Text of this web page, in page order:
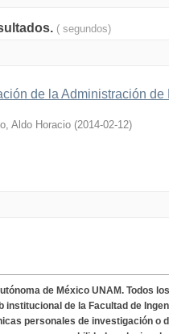
( segundos)
de la Administración
Aldo Horacio (2014-02-12)
de México UNAM. Todos
institucional de la Facultad de
personales de investigación o